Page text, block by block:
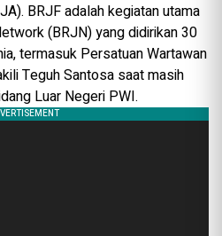
BRJF adalah kegiatan utama
(BRJN) yang didirikan 30
termasuk Persatuan Wartawan
Teguh Santosa saat masih
Luar Negeri PWI.